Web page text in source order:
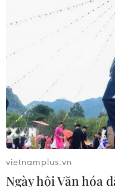
vietnamplus.vn
Ngày hội Văn hóa